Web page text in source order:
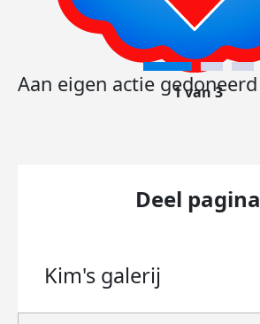
Aan eigen actie gedoneerd
1 van 3
Deel pagina
Kim's galerij